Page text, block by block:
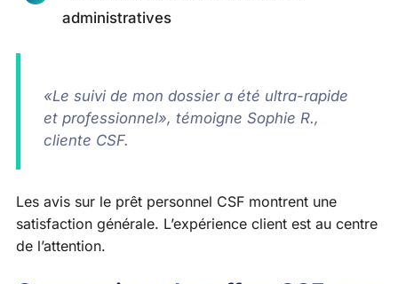
administratives
«Le suivi de mon dossier a été ultra-rapide
et professionnel», témoigne Sophie R.,
cliente CSF.
Les avis sur le prêt personnel CSF montrent une
satisfaction générale. L’expérience client est au centre
de l’attention.